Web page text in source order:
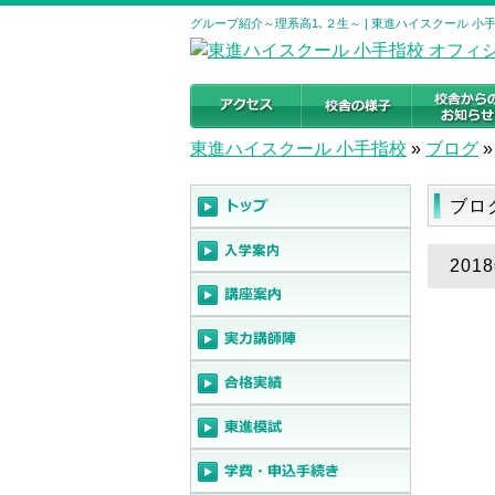
グループ紹介～理系高1､２生～ | 東進ハイスクール 小
東進ハイスクール 小手指校 » ブログ »
ブロ